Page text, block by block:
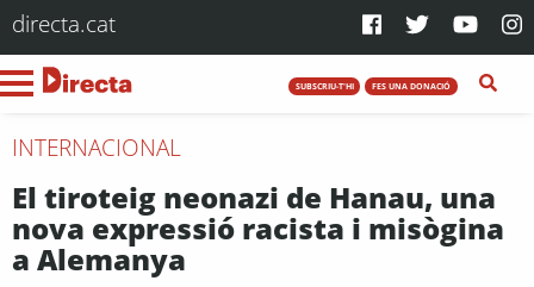
directa.cat
SUBSCRIU-T'HI FES UNA DONACIÓ
INTERNACIONAL
El tiroteig neonazi de Hanau, una
nova expressió racista i misògina
a Alemanya